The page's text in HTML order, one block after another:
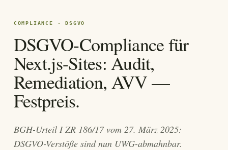
COMPLIANCE · DSGVO
DSGVO-Compliance für
Next.js-Sites: Audit,
Remediation, AVV —
Festpreis.
BGH-Urteil I ZR 186/17 vom 27. März 2025:
DSGVO-Verstöße sind nun UWG-abmahnbar.